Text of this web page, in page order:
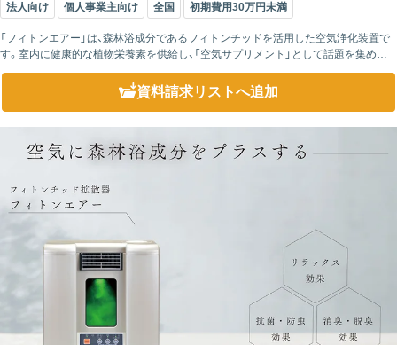
法人向け 個人事業主向け 全国 初期費用30万円未満
「フィトンエアー」は、森林浴成分であるフィトンチッドを活用した空気浄化装置で
す。室内に健康的な植物栄養素を供給し、「空気サプリメント」として話題を集めて
います。すでに累計1万台以上の販売実績を持ち、一般家庭から保育園や病院、リラ...
資料請求リストへ追加